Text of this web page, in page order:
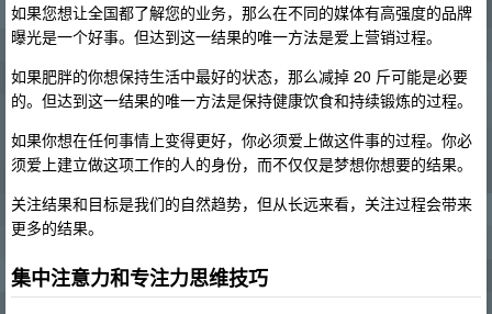
如果您想让全国都了解您的业务，那么在不同的媒体有高强度的品牌
曝光是一个好事。但达到这一结果的唯一方法是爱上营销过程。
如果肥胖的你想保持生活中最好的状态，那么减掉 20 斤可能是必要
的。但达到这一结果的唯一方法是保持健康饮食和持续锻炼的过程。
如果你想在任何事情上变得更好，你必须爱上做这件事的过程。你必
须爱上建立做这项工作的人的身份，而不仅仅是梦想你想要的结果。
关注结果和目标是我们的自然趋势，但从长远来看，关注过程会带来
更多的结果。
集中注意力和专注力思维技巧